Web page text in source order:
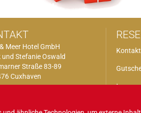
Meer Hotel GmbH
und Stefanie Oswald
Straße 83-89
Cuxhaven